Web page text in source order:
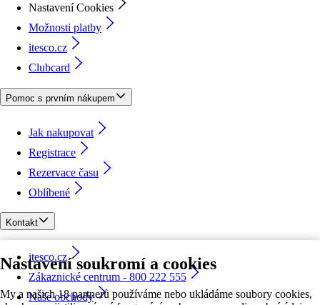
Nastavení soukromí a cookies
My a našich 18 partnerů používáme nebo ukládáme soubory cookies,
Nastavení Cookies
Možnosti platby
itesco.cz
Clubcard
Pomoc s prvním nákupem
Jak nakupovat
Registrace
Rezervace času
Oblíbené
Kontakt
itesco.cz
Zákaznické centrum - 800 222 555
Naše obchody